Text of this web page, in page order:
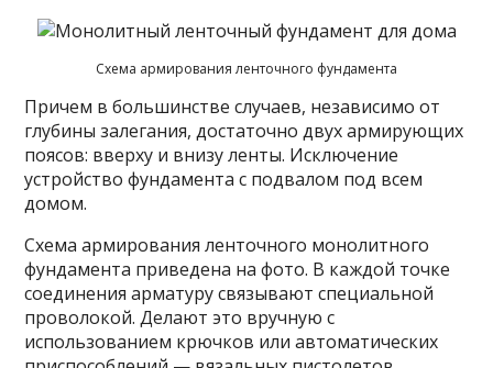
Схема армирования ленточного фундамента
Причем в большинстве случаев, независимо от
глубины залегания, достаточно двух армирующих
поясов: вверху и внизу ленты. Исключение
устройство фундамента с подвалом под всем
домом.
Схема армирования ленточного монолитного
фундамента приведена на фото. В каждой точке
соединения арматуру связывают специальной
проволокой. Делают это вручную с
использованием крючков или автоматических